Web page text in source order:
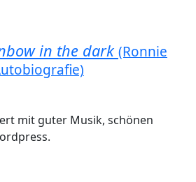
in the dark (Ronnie
mit guter Musik, schönen